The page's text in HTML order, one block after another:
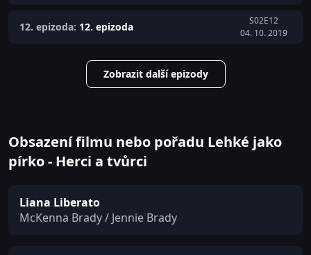
12. epizoda: 12. epizoda
S02E12
04. 10. 2019
Zobrazit další epizody
Obsazení filmu nebo pořadu Lehké jako
pírko - Herci a tvůrci
Liana Liberato
McKenna Brady / Jennie Brady